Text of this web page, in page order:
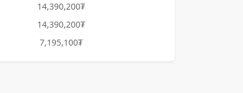
14,390,200₮
14,390,200₮
7,195,100₮